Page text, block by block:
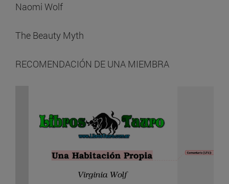
Naomi Wolf
The Beauty Myth
RECOMENDACIÓN DE UNA MIEMBRA